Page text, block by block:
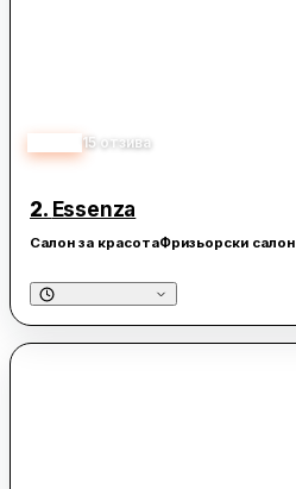
15 отзива
2. Essenza
Салон за красотаФризьорски салон